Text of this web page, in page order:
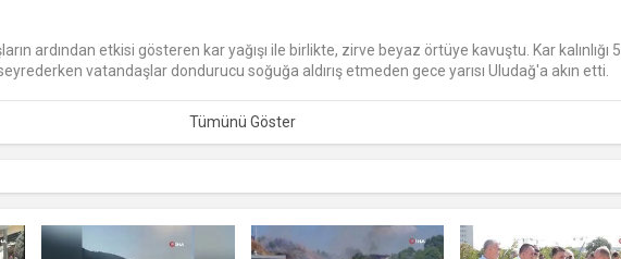
ardından etkisi gösteren kar yağışı ile birlikte, zirve beyaz örtüye kavuştu. Kar kalınlığı 5
vatandaşlar dondurucu soğuğa aldırış etmeden gece yarısı Uludağ'a akın etti.